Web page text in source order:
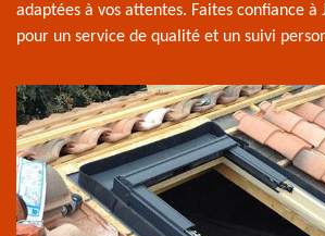
adaptées à vos attentes. Faites confiance à
pour un service de qualité et un suivi